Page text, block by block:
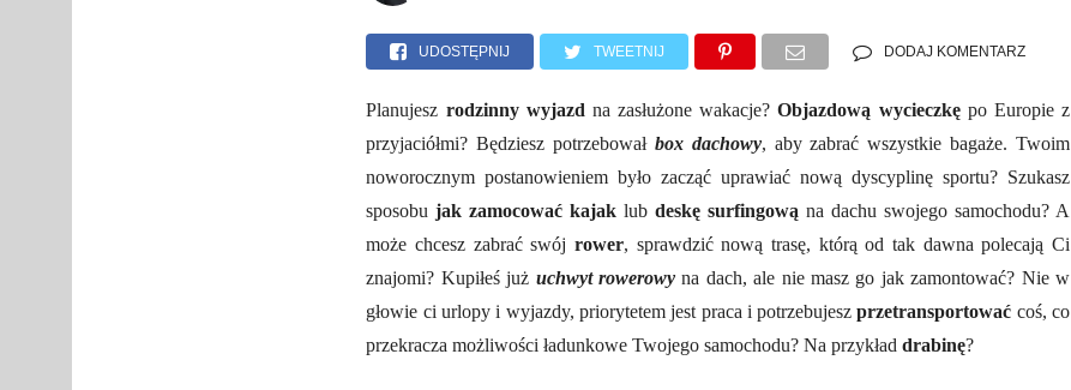
UDOSTĘPNIJ TWEETNIJ DODAJ KOMENTARZ
Planujesz rodzinny wyjazd na zasłużone wakacje?Objazdową wycieczkępo Europie z
przyjaciółmi? Będziesz potrzebował box dachowy, aby zabrać wszystkie bagaże. Twoim
noworocznym postanowieniem było zacząć uprawiać nową dyscyplinę sportu? Szukasz
sposobujak zamocować kajak lubdeskę surfingową na dachu swojego samochodu? A
może chcesz zabrać swójrower, sprawdzić nową trasę, którą od tak dawna polecają Ci
znajomi? Kupiłeś już uchwyt rowerowy na dach, ale nie masz go jak zamontować? Nie w
głowie ci urlopy i wyjazdy, priorytetem jest praca i potrzebujeszprzetransportować coś, co
przekracza możliwości ładunkowe Twojego samochodu? Na przykładdrabinę?